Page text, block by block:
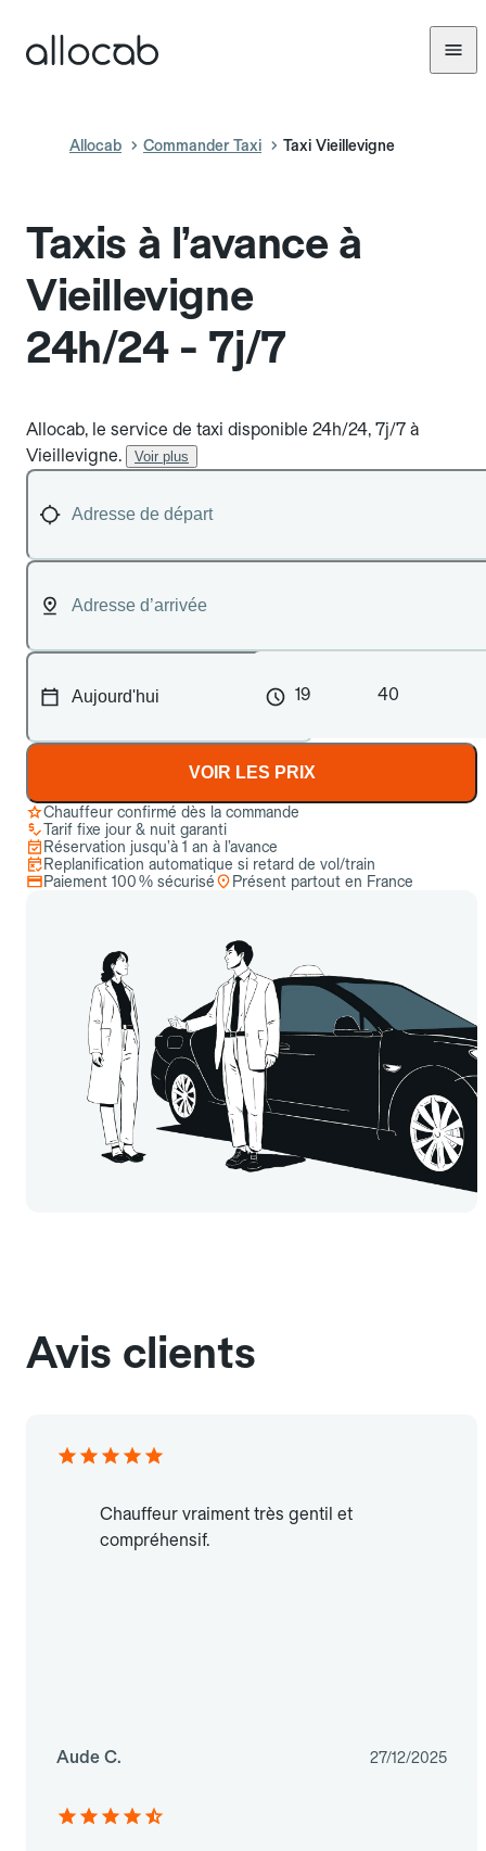
Allocab Commander Taxi Taxi Vieillevigne
Taxis à l’avance à
Vieillevigne
24h/24 - 7j/7
Allocab, le service de taxi disponible 24h/24, 7j/7 à
Vieillevigne.
Voir plus
19 40
VOIR LES PRIX
Chauffeur confirmé dès la commande
Tarif fixe jour & nuit garanti
Réservation jusqu’à 1 an à l’avance
Replanification automatique si retard de vol/train
Paiement 100 % sécurisé
Présent partout en France
Avis clients
Chauffeur vraiment très gentil et
compréhensif.
Aude C. 27/12/2025